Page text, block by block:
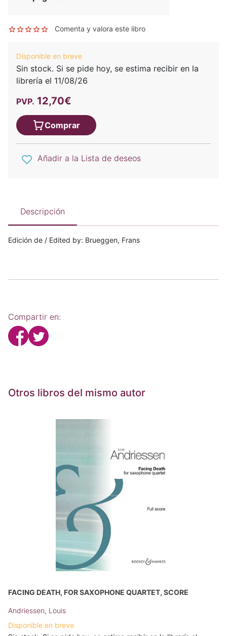
Comenta y valora este libro
Disponible en breve
Sin stock. Si se pide hoy, se estima recibir en la
librería el 11/08/26
PVP. 12,70€
Comprar
Añadir a la Lista de deseos
Descripción
Edición de / Edited by: Brueggen, Frans
Compartir en:
Otros libros del mismo autor
FACING DEATH, FOR SAXOPHONE QUARTET, SCORE
Andriessen, Louis
Disponible en breve